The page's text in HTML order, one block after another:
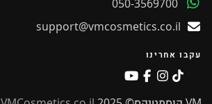
support@vmcosmetics.co.il
עקבו אחרינו